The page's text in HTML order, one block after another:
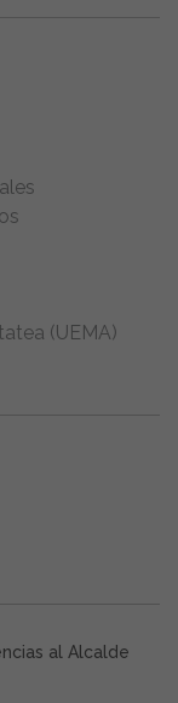
(UEMA)
al Alcalde